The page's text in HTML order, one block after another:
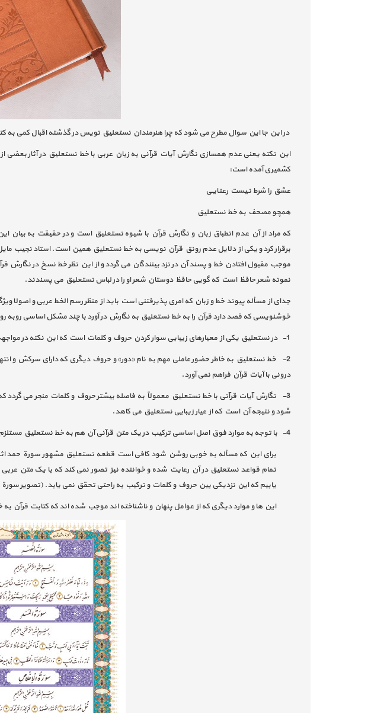
در این جا این سوال مطرح می شود که چرا هنرمندان نستعلیق نویس در گذشته اقبال کمی به
این نکته یعنی عدم همسازی نگارش آیات قرآنی به زبان عربی با خط نستعلیق در آثار بعضی
کشمیری آمده است:
عشق را شرط نـیست رعنـایـی
همچو مصحف به خط نستعلیق
که مراد از آن عدم انطباق زبان و نگارش قرآن با شیوه نستعلیق است و در حقیقت به بیان
برقرار کرد و یکی از دلایل عدم رونق قرآن نویسی به خط نستعلیق همین است. استاد نجیب
موجب مقبول افتادن خط و پسند آن در نزد بینندگان می گردد و از این نظر خط نسخ در نگارش
نمونه شعر حافظ است که گویی حافظ دوستان شعر او را در لباس نستعلیق می پسندند.
جدای از مسأله پیوند خط و زبان که امری پذیرفتنی است باید از منظر رسم الخط عربی و
خوشنویسی که قصد دارد قرآن را به خط نستعلیق به نگارش در آورد با چند مشکل اساسی روبه
1-
در نستعلیق یکی از معیارهای زیبایی سوار کردن حروف و کلمات است که این نکته در
2-
خط نستعلیق به خاطر حضور عاملی مهم به نام «دور» و حروف دیگری که دارای سرکش و
درونی با آیات قرآن فراهم نمی آورد.
3-
نگارش آیات قرآنی با خط نستعلیق معمولاً به فاصله بیشتر حروف و کلمات منجر می
شود و نتیجه آن است که از عیار زیبایی نستعلیق می کاهد.
4-
با توجه به موارد فوق اصل اساسی ترکیب در یک متن قرآنی آن هم به خط نستعلیق
تمام قواعد نستعلیق در آن رعایت شده و خواننده نیز تصور نمی کند که با یک متن
یابیم که این نزدیکی بین حروف و کلمات و ترکیب به راحتی تحقق نمی یابد. (تصویر سورة
این ها و موارد دیگری که از عوامل پنهان و ناشناخته اند موجب شده اند که کتابت قرآن